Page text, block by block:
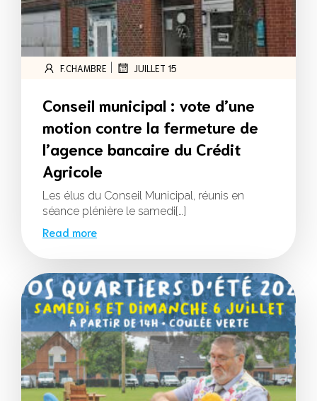
F.CHAMBRE JUILLET 15
Conseil municipal : vote d’une
motion contre la fermeture de
l’agence bancaire du Crédit
Agricole
Les élus du Conseil Municipal, réunis en
séance plénière le samedi[…]
Read more